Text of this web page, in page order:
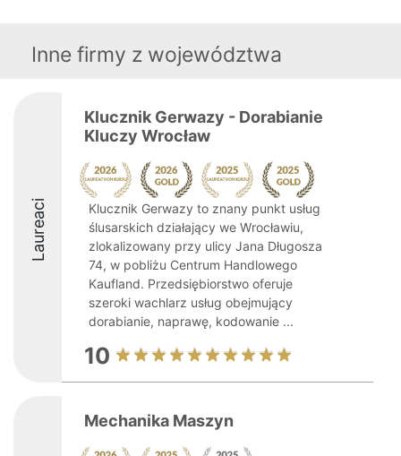
Inne firmy z województwa
Laureaci
Klucznik Gerwazy - Dorabianie
Kluczy Wrocław
Klucznik Gerwazy to znany punkt usług
ślusarskich działający we Wrocławiu,
zlokalizowany przy ulicy Jana Długosza
74, w pobliżu Centrum Handlowego
Kaufland. Przedsiębiorstwo oferuje
szeroki wachlarz usług obejmujący
dorabianie, naprawę, kodowanie ...
10
Mechanika Maszyn